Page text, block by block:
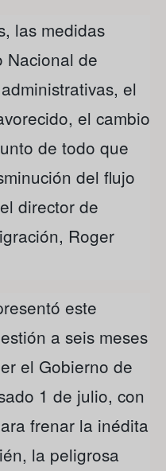
las medidas
Nacional de
el
el cambio
de todo que
del flujo
director de
Roger
este
a seis meses
el Gobierno de
1 de julio, con
frenar la inédita
la peligrosa